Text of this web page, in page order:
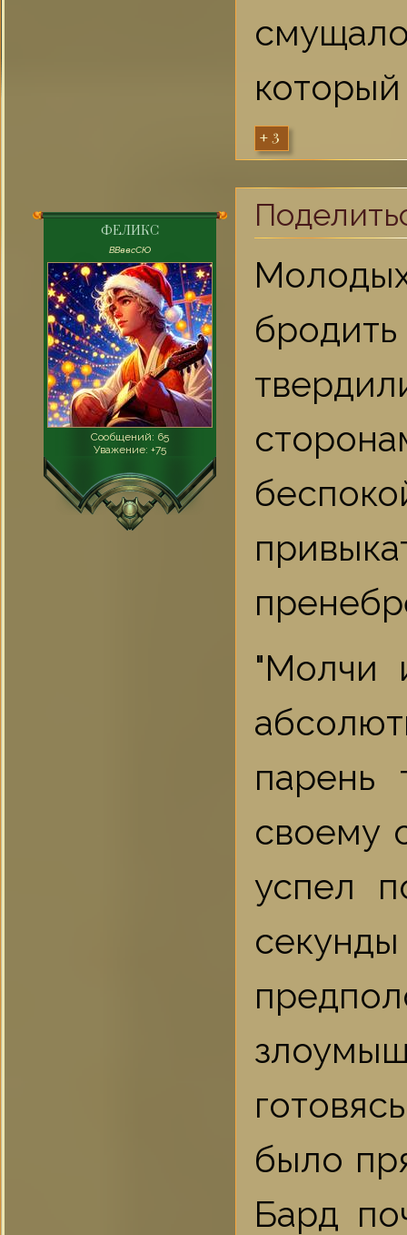
+3
ФЕЛИКС
ВВввсСЮ
Сообщений: 65
Уважение: +75
"Молчи
своему
успел
было
Бард